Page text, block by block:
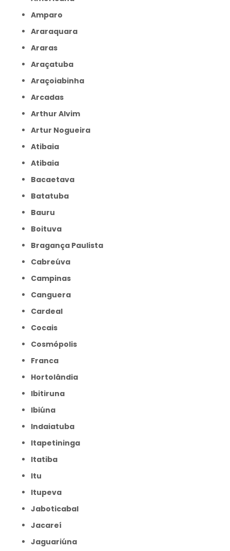
Amparo
Araraquara
Araras
Araçatuba
Araçoiabinha
Arcadas
Arthur Alvim
Artur Nogueira
Atibaia
Atibaia
Bacaetava
Batatuba
Bauru
Boituva
Bragança Paulista
Cabreúva
Campinas
Canguera
Cardeal
Cocais
Cosmópolis
Franca
Hortolândia
Ibitiruna
Ibiúna
Indaiatuba
Itapetininga
Itatiba
Itu
Itupeva
Jaboticabal
Jacareí
Jaguariúna